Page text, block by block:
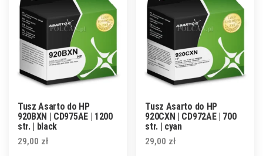
Tusz Asarto do HP
920BXN | CD975AE | 1200
str. | black
29,00 zł
Tusz Asarto do HP
920CXN | CD972AE | 700
str. | cyan
29,00 zł